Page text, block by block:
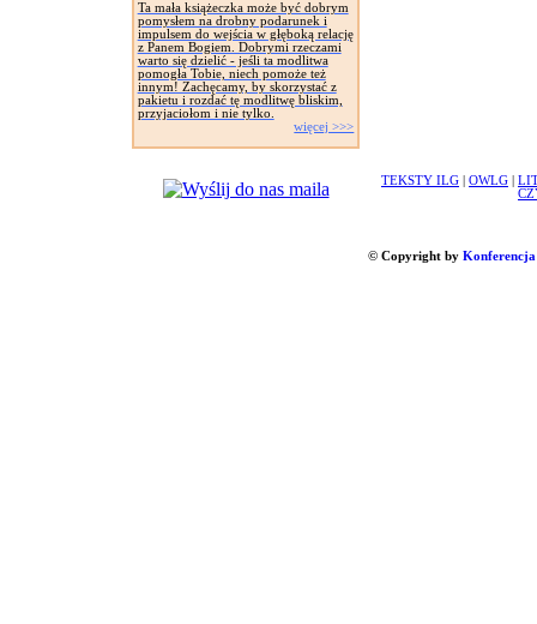
Ta mała książeczka może być dobrym
pomysłem na drobny podarunek i
impulsem do wejścia w głęboką relację
z Panem Bogiem. Dobrymi rzeczami
warto się dzielić - jeśli ta modlitwa
pomogła Tobie, niech pomoże też
innym! Zachęcamy, by skorzystać z
pakietu i rozdać tę modlitwę bliskim,
przyjaciołom i nie tylko.
więcej >>>
TEKSTY ILG OWLG
© Copyright by Konferencja